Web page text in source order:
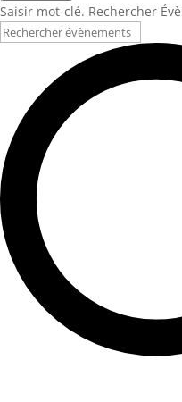
Saisir mot-clé. Rechercher